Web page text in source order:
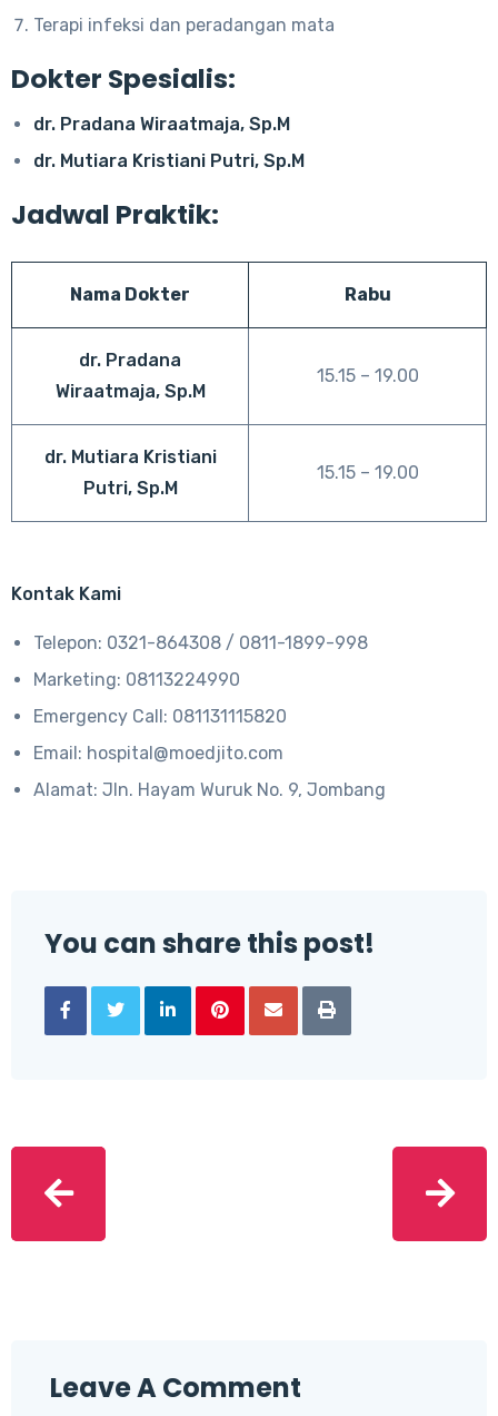
Terapi infeksi dan peradangan mata
Dokter Spesialis:
dr. Pradana Wiraatmaja, Sp.M
dr. Mutiara Kristiani Putri, Sp.M
Jadwal Praktik:
Nama Dokter Rabu
dr. Pradana
Wiraatmaja, Sp.M
15.15 – 19.00
dr. Mutiara Kristiani
Putri, Sp.M
15.15 – 19.00
Kontak Kami
Telepon: 0321-864308 / 0811-1899-998
Marketing: 08113224990
Emergency Call: 081131115820
Email: hospital@moedjito.com
Alamat: Jln. Hayam Wuruk No. 9, Jombang
You can share this post!
Leave A Comment